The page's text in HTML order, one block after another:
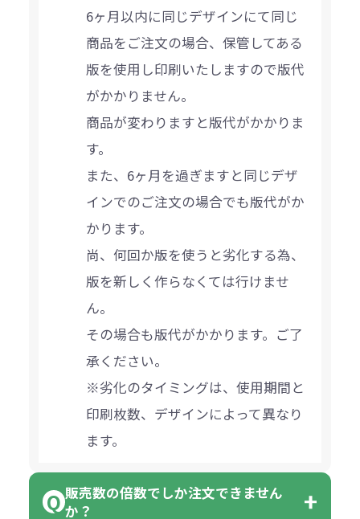
6ヶ月以内に同じデザインにて同じ
商品をご注文の場合、保管してある
版を使用し印刷いたしますので版代
がかかりません。
商品が変わりますと版代がかかりま
す。
また、6ヶ月を過ぎますと同じデザ
インでのご注文の場合でも版代がか
かります。
尚、何回か版を使うと劣化する為、
版を新しく作らなくては行けませ
ん。
その場合も版代がかかります。ご了
承ください。
※劣化のタイミングは、使用期間と
印刷枚数、デザインによって異なり
ます。
販売数の倍数でしか注文できません
か？